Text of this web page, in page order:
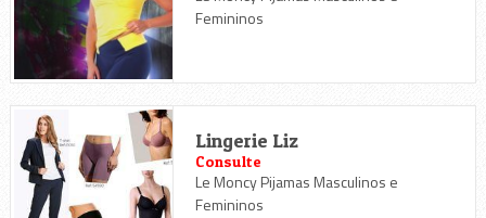
Femininos
Lingerie Liz
Consulte
Le Moncy Pijamas Masculinos e
Femininos